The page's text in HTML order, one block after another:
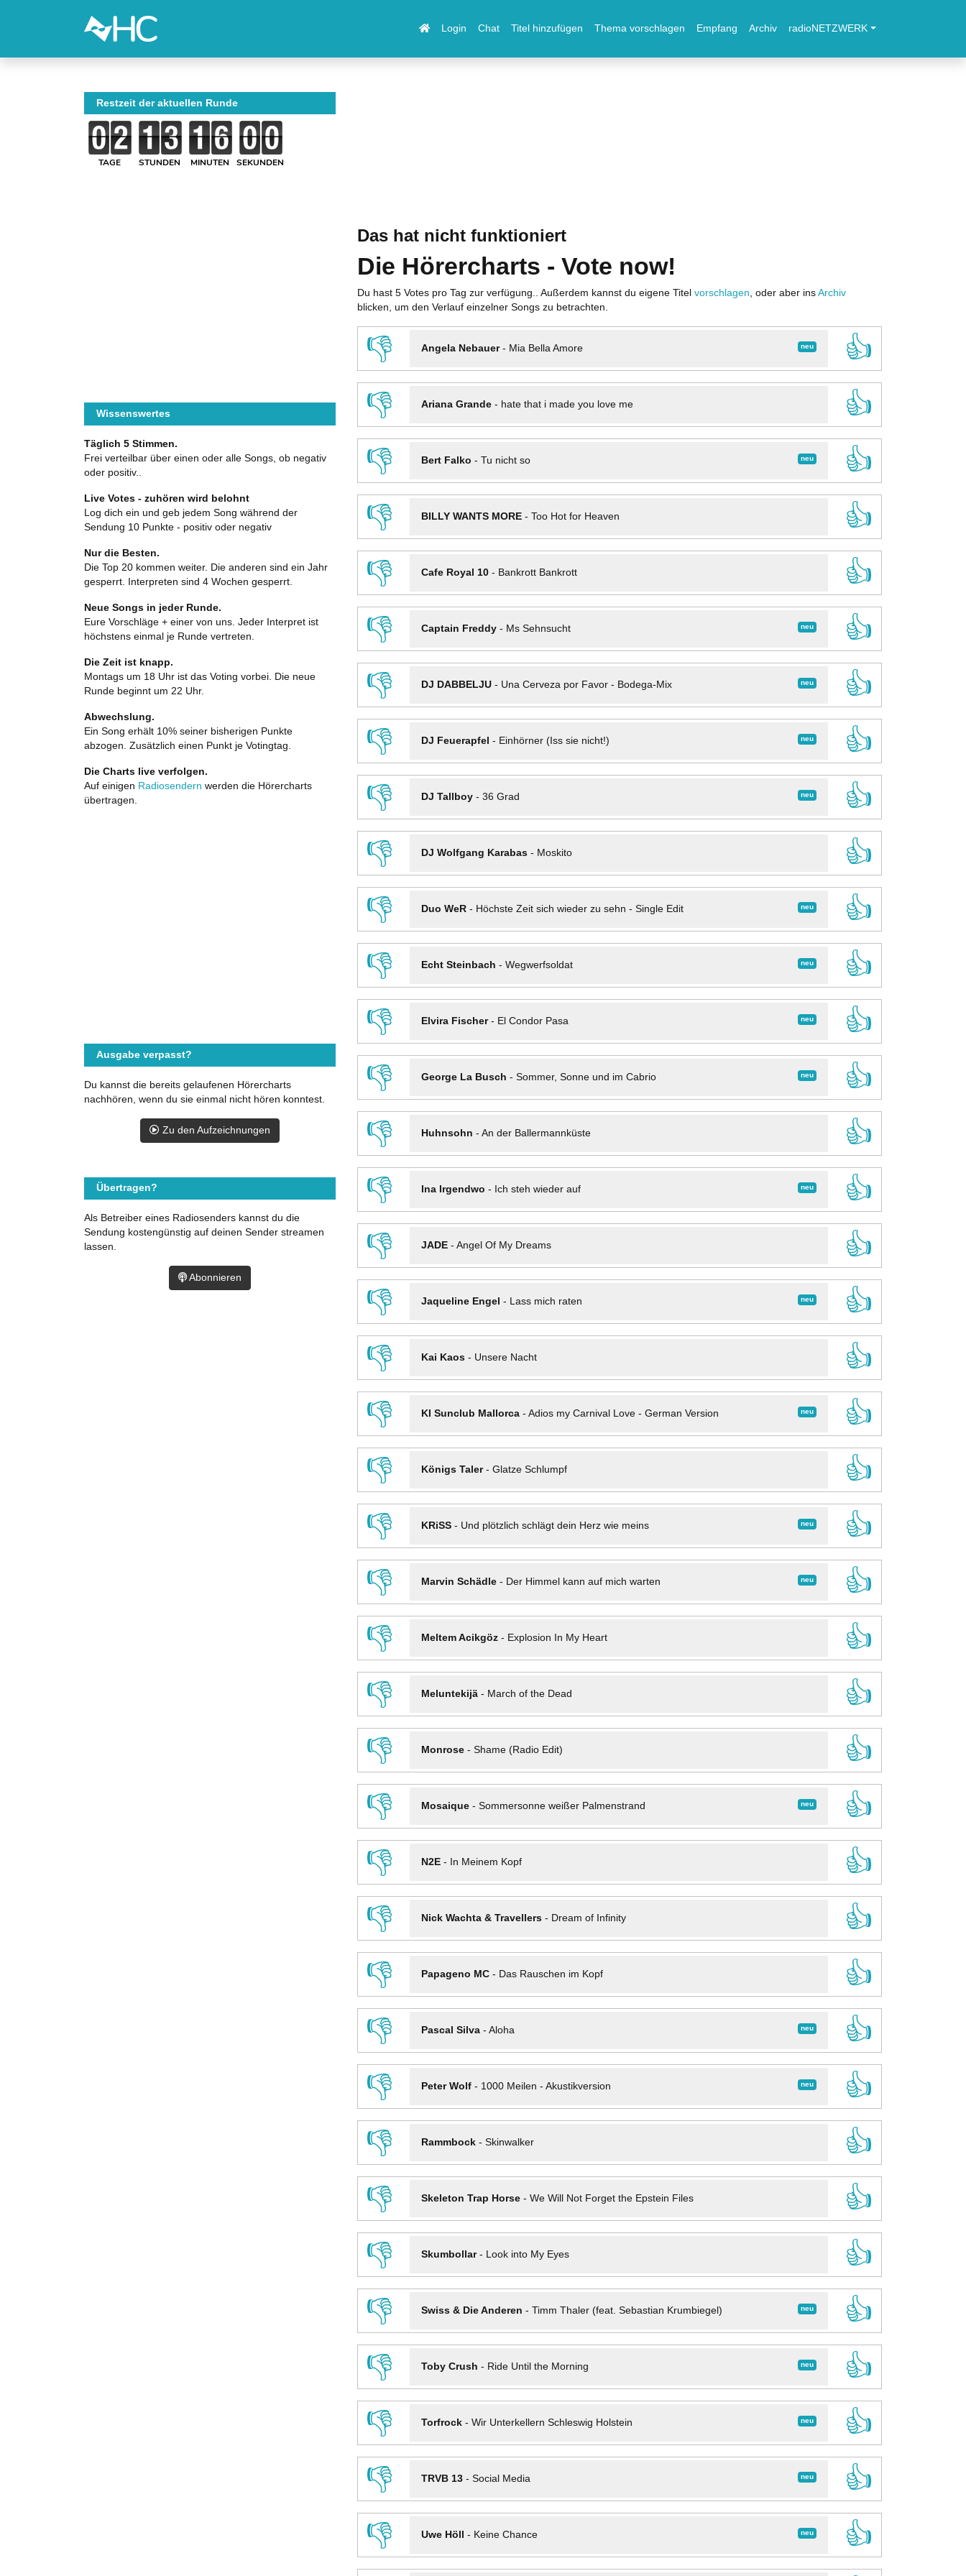
Login Chat Titel hinzufügen Thema vorschlagen Empfang Archiv radioNETZWERK
Das hat nicht funktioniert
Die Hörercharts - Vote now!
Du hast 5 Votes pro Tag zur verfügung.. Außerdem kannst du eigene Titel vorschlagen , oder aber ins Archiv
blicken, um den Verlauf einzelner Songs zu betrachten.
👎 neu
Angela Nebauer- Mia Bella Amore
👍
👎
Ariana Grande- hate that i made you love me
👍
👎
neu
Bert Falko - Tu nicht so
👍
👎
BILLY WANTS MORE- Too Hot for Heaven
👍
👎
Cafe Royal 10- Bankrott Bankrott
👍
👎
neu
Captain Freddy- Ms Sehnsucht
👍
👎
neu
DJ DABBELJU- Una Cerveza por Favor - Bodega-Mix
👍
👎
neu
DJ Feuerapfel - Einhörner (Iss sie nicht!)
👍
👎
neu
DJ Tallboy- 36 Grad
👍
👎
DJ Wolfgang Karabas- Moskito
👍
👎
neu
Duo WeR- Höchste Zeit sich wieder zu sehn - Single Edit
👍
👎
neu
Echt Steinbach - Wegwerfsoldat
👍
👎
neu
Elvira Fischer- El Condor Pasa
👍
👎
neu
George La Busch - Sommer, Sonne und im Cabrio
👍
👎
Huhnsohn - An der Ballermannküste
👍
👎
neu
Ina Irgendwo - Ich steh wieder auf
👍
👎
JADE- Angel Of My Dreams
👍
👎
neu
Jaqueline Engel - Lass mich raten
👍
👎
Kai Kaos- Unsere Nacht
👍
👎
neu
KI Sunclub Mallorca- Adios my Carnival Love - German Version
👍
👎
Königs Taler- Glatze Schlumpf
👍
👎
neu
KRiSS- Und plötzlich schlägt dein Herz wie meins
👍
👎
neu
Marvin Schädle- Der Himmel kann auf mich warten
👍
👎
Meltem Acikgöz- Explosion In My Heart
👍
👎
Meluntekijä- March of the Dead
👍
👎
Monrose- Shame (Radio Edit)
👍
👎
neu
Mosaique- Sommersonne weißer Palmenstrand
👍
👎
N2E- In Meinem Kopf
👍
👎
Nick Wachta & Travellers- Dream of Infinity
👍
👎
Papageno MC- Das Rauschen im Kopf
👍
👎
neu
Pascal Silva- Aloha
👍
👎
neu
Peter Wolf- 1000 Meilen - Akustikversion
👍
👎
Rammbock- Skinwalker
👍
👎
Skeleton Trap Horse- We Will Not Forget the Epstein Files
👍
👎
Skumbollar- Look into My Eyes
👍
👎
neu
Swiss & Die Anderen - Timm Thaler (feat. Sebastian Krumbiegel)
👍
👎
neu
Toby Crush - Ride Until the Morning
👍
👎
neu
Torfrock- Wir Unterkellern Schleswig Holstein
👍
👎
neu
TRVB 13- Social Media
👍
👎
neu
Uwe Höll - Keine Chance
👍
Restzeit der aktuellen Runde
TAGE STUNDEN MINUTEN SEKUNDEN
Wissenswertes
Täglich 5 Stimmen.
Frei verteilbar über einen oder alle Songs, ob negativ
oder positiv..
Live Votes - zuhören wird belohnt
Log dich ein und geb jedem Song während der
Sendung 10 Punkte - positiv oder negativ
Nur die Besten.
Die Top 20 kommen weiter. Die anderen sind ein Jahr
gesperrt. Interpreten sind 4 Wochen gesperrt.
Neue Songs in jeder Runde.
Eure Vorschläge + einer von uns. Jeder Interpret ist
höchstens einmal je Runde vertreten.
Die Zeit ist knapp.
Montags um 18 Uhr ist das Voting vorbei. Die neue
Runde beginnt um 22 Uhr.
Abwechslung.
Ein Song erhält 10% seiner bisherigen Punkte
abzogen. Zusätzlich einen Punkt je Votingtag.
Die Charts live verfolgen.
Auf einigen Radiosendern werden die Hörercharts
übertragen.
Ausgabe verpasst?
Du kannst die bereits gelaufenen Hörercharts
nachhören, wenn du sie einmal nicht hören konntest.
Zu den Aufzeichnungen
Übertragen?
Als Betreiber eines Radiosenders kannst du die
Sendung kostengünstig auf deinen Sender streamen
lassen.
Abonnieren